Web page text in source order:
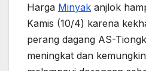
Harga Minyak anjlok
Kamis (10/4) karena
perang dagang AS-
meningkat dan